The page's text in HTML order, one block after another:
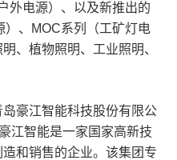
外电源）、以及新推出的
）、MOC系列（工矿灯电
、植物照明、工业照明、
豪江智能科技股份有限公
江智能是一家国家高新技
和销售的企业。该集团专